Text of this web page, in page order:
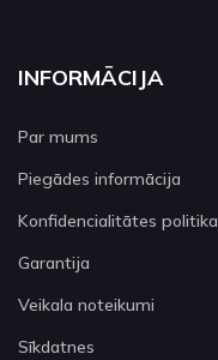
INFORMĀCIJA
Par mums
Piegādes informācija
Konfidencialitātes politika
Garantija
Veikala noteikumi
Sīkdatnes